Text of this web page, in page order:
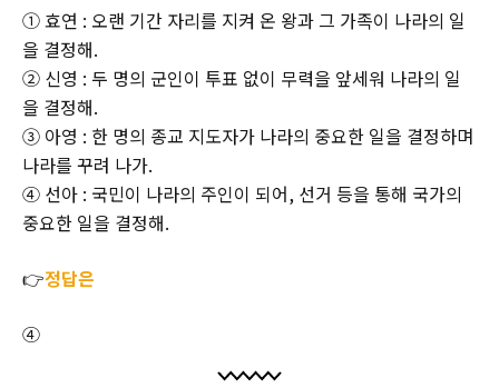
① 효연 : 오랜 기간 자리를 지켜 온 왕과 그 가족이 나라의 일
을 결정해.
② 신영 : 두 명의 군인이 투표 없이 무력을 앞세워 나라의 일
을 결정해.
③ 아영 : 한 명의 종교 지도자가 나라의 중요한 일을 결정하며
나라를 꾸려 나가.
④ 선아 : 국민이 나라의 주인이 되어, 선거 등을 통해 국가의
중요한 일을 결정해.
👉정답은
④